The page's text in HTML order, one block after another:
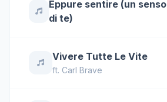
Eppure sentire (un senso
di te)
Vivere Tutte Le Vite
ft. Carl Brave